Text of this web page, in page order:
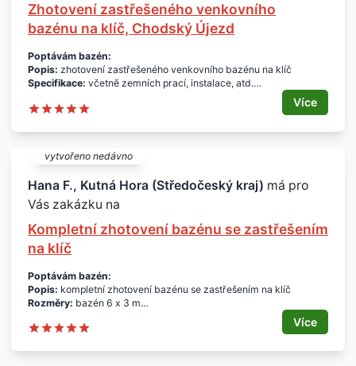
Cena:nabídněte
Další informace:vestavěné schody - ne žebřík, barva standardní
modrá, filtrace písková, solární panely, vysavač ruční, světla 2x,
krytí bazénu - fólie
Platnost poptávky:2 měsíce.
Profil poptávajícího:soukromá osoba z okresu Plzeň-sever.
Děkuji za nabídky.
Zhotovení zastřešeného venkovního
bazénu na klíč, Chodský Újezd
Poptávám bazén:
Popis: zhotovení zastřešeného venkovního bazénu na klíč
Specifikace: včetně zemních prací, instalace, atd.
Termín:nabídky ihned
Profil poptávajícího:
Děkuji za nabídky.
Více
vytvořeno nedávno
Hana F., Kutná Hora (Středočeský kraj) má pro
Vás zakázku na
Kompletní zhotovení bazénu se zastřešením
na klíč
Poptávám bazén:
Popis: kompletní zhotovení bazénu se zastřešením na klíč
Rozměry: bazén 6 x 3 m
Termín:nabídky co nejdříve
Více